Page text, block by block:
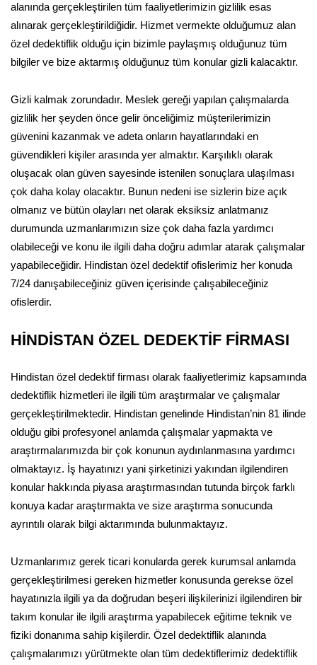
alanında gerçekleştirilen tüm faaliyetlerimizin gizlilik esas
alınarak gerçekleştirildiğidir. Hizmet vermekte olduğumuz alan
özel dedektiflik olduğu için bizimle paylaşmış olduğunuz tüm
bilgiler ve bize aktarmış olduğunuz tüm konular gizli kalacaktır.
Gizli kalmak zorundadır. Meslek gereği yapılan çalışmalarda
gizlilik her şeyden önce gelir önceliğimiz müşterilerimizin
güvenini kazanmak ve adeta onların hayatlarındaki en
güvendikleri kişiler arasında yer almaktır. Karşılıklı olarak
oluşacak olan güven sayesinde istenilen sonuçlara ulaşılması
çok daha kolay olacaktır. Bunun nedeni ise sizlerin bize açık
olmanız ve bütün olayları net olarak eksiksiz anlatmanız
durumunda uzmanlarımızın size çok daha fazla yardımcı
olabileceği ve konu ile ilgili daha doğru adımlar atarak çalışmalar
yapabileceğidir. Hindistan özel dedektif ofislerimiz her konuda
7/24 danışabileceğiniz güven içerisinde çalışabileceğiniz
ofislerdir.
HİNDİSTAN ÖZEL DEDEKTİF FİRMASI
Hindistan özel dedektif firması olarak faaliyetlerimiz kapsamında
dedektiflik hizmetleri ile ilgili tüm araştırmalar ve çalışmalar
gerçekleştirilmektedir. Hindistan genelinde Hindistan’nin 81 ilinde
olduğu gibi profesyonel anlamda çalışmalar yapmakta ve
araştırmalarımızda bir çok konunun aydınlanmasına yardımcı
olmaktayız. İş hayatınızı yani şirketinizi yakından ilgilendiren
konular hakkında piyasa araştırmasından tutunda birçok farklı
konuya kadar araştırmakta ve size araştırma sonucunda
ayrıntılı olarak bilgi aktarımında bulunmaktayız.
Uzmanlarımız gerek ticari konularda gerek kurumsal anlamda
gerçekleştirilmesi gereken hizmetler konusunda gerekse özel
hayatınızla ilgili ya da doğrudan beşeri ilişkilerinizi ilgilendiren bir
takım konular ile ilgili araştırma yapabilecek eğitime teknik ve
fiziki donanıma sahip kişilerdir. Özel dedektiflik alanında
çalışmalarımızı yürütmekte olan tüm dedektiflerimiz dedektiflik